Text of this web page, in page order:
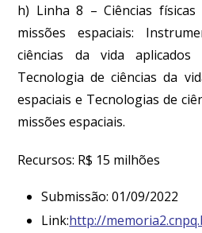
h) Linha 8 – Ciências
missões espaciais:
ciências da vida aplicados
Tecnologia de ciências da
espaciais e Tecnologias de
missões espaciais.
Recursos: R$ 15 milhões
Submissão: 01/09/2022
Link:http://